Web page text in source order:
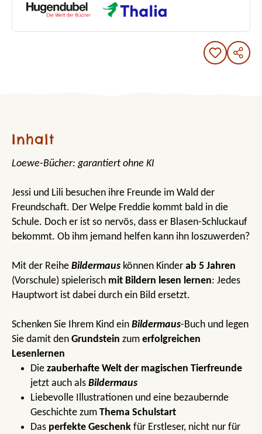
Inhalt
Loewe-Bücher: garantiert ohne KI
Jessi und Lili besuchen ihre Freunde im Wald der
Freundschaft. Der Welpe Freddie kommt bald in die
Schule. Doch er ist so nervös, dass er Blasen-Schluckauf
bekommt. Ob ihm jemand helfen kann ihn loszuwerden?
Mit der Reihe Bildermaus können Kinder ab 5 Jahren
(Vorschule) spielerisch mit Bildern lesen lernen: Jedes
Hauptwort ist dabei durch ein Bild ersetzt.
Schenken Sie Ihrem Kind ein Bildermaus-Buch und legen
Sie damit den Grundstein zum erfolgreichen
Lesenlernen
Die zauberhafte Welt der magischen Tierfreunde
jetzt auch als Bildermaus
Liebevolle Illustrationen und eine bezaubernde
Geschichte zum Thema Schulstart
Das perfekte Geschenk für Erstleser, nicht nur für